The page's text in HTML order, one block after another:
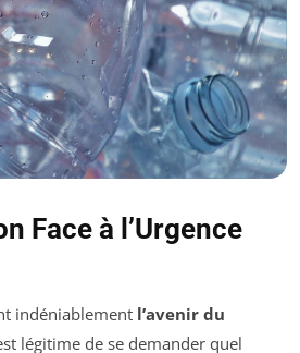
Face à l’Urgence
indéniablement l’avenir du
légitime de se demander quel